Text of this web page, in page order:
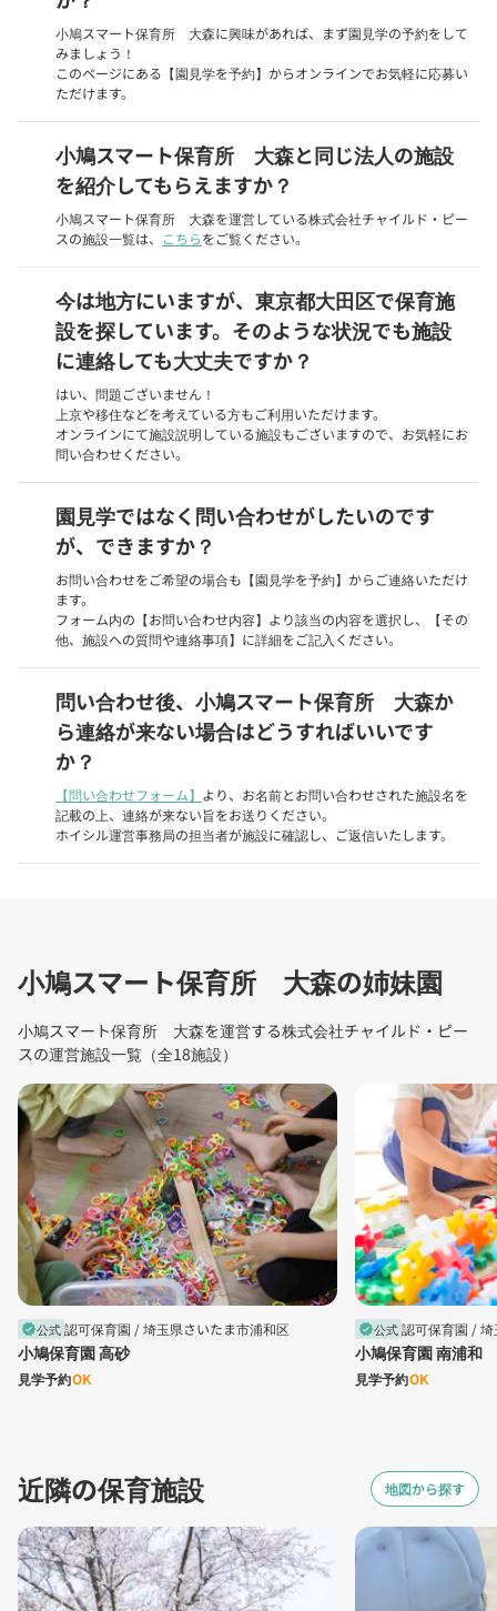
小鳩スマート保育所 大森に興味があれば、まず園見学の予約をして
みましょう！
このページにある【園見学を予約】からオンラインでお気軽に応募い
ただけます。
小鳩スマート保育所 大森と同じ法人の施設
を紹介してもらえますか？
小鳩スマート保育所 大森を運営している株式会社チャイルド・ピー
スの施設一覧は、
こちらをご覧ください。
今は地方にいますが、東京都大田区で保育施
設を探しています。そのような状況でも施設
に連絡しても大丈夫ですか？
はい、問題ございません！
上京や移住などを考えている方もご利用いただけます。
オンラインにて施設説明している施設もございますので、お気軽にお
問い合わせください。
園見学ではなく問い合わせがしたいのです
が、できますか？
お問い合わせをご希望の場合も【園見学を予約】からご連絡いただけ
ます。
フォーム内の【お問い合わせ内容】より該当の内容を選択し、【その
他、施設への質問や連絡事項】に詳細をご記入ください。
問い合わせ後、小鳩スマート保育所 大森か
ら連絡が来ない場合はどうすればいいです
か？
【問い合わせフォーム】 より、お名前とお問い合わせされた施設名を
記載の上、連絡が来ない旨をお送りください。
ホイシル運営事務局の担当者が施設に確認し、ご返信いたします。
小鳩スマート保育所 大森の姉妹園
小鳩スマート保育所 大森を運営する株式会社チャイルド・ピー
スの運営施設一覧（全18施設）
verified公式認可保育園 /埼玉県さいたま市浦和区
小鳩保育園 高砂
見学予約OK
verified公式認可保育園 /埼
小鳩保育園 南浦和
見学予約OK
近隣の保育施設 地図から探す